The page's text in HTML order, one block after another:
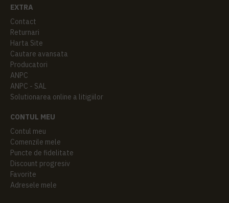
EXTRA
Contact
Returnari
Harta Site
Cautare avansata
Producatori
ANPC
ANPC - SAL
Solutionarea online a litigiilor
CONTUL MEU
Contul meu
Comenzile mele
Puncte de fidelitate
Discount progresiv
Favorite
Adresele mele